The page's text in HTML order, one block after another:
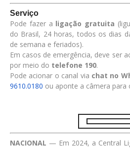
Serviço
Pode fazer a ligação gratuita
do Brasil, 24 horas, todos os dias
de semana e feriados).
Em casos de emergência, deve ser
por meio do telefone 190.
Pode acionar o canal via chat no
9610.0180 ou aponte a câmera para
NACIONAL — Em 2024, a Central